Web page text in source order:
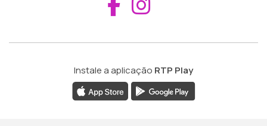
Instale a aplicação RTP Play